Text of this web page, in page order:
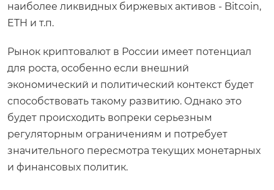
наиболее ликвидных биржевых активов - Bitcoin,
ETH и т.п.
Рынок криптовалют в России имеет потенциал
для роста, особенно если внешний
экономический и политический контекст будет
способствовать такому развитию. Однако это
будет происходить вопреки серьезным
регуляторным ограничениям и потребует
значительного пересмотра текущих монетарных
и финансовых политик.